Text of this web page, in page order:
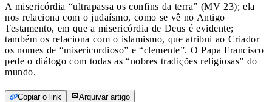
A misericórdia “ultrapassa os confins da terra” (MV 23); ela
nos relaciona com o judaísmo, como se vê no Antigo
Testamento, em que a misericórdia de Deus é evidente;
também os relaciona com o islamismo, que atribui ao Criador
os nomes de “misericordioso” e “clemente”. O Papa Francisco
pede o diálogo com todas as “nobres tradições religiosas” do
mundo.
Copiar o link Arquivar artigo